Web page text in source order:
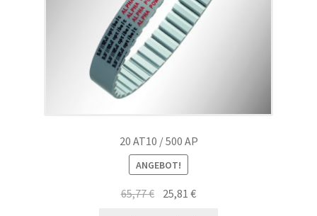
20 AT10 / 500 AP
ANGEBOT!
65,77€ Ursprünglicher
25,81€Aktueller